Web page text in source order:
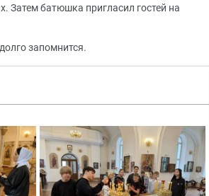
Затем батюшка пригласил гостей на
запомнится.